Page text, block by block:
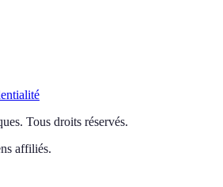
. Tous droits réservés.
affiliés.